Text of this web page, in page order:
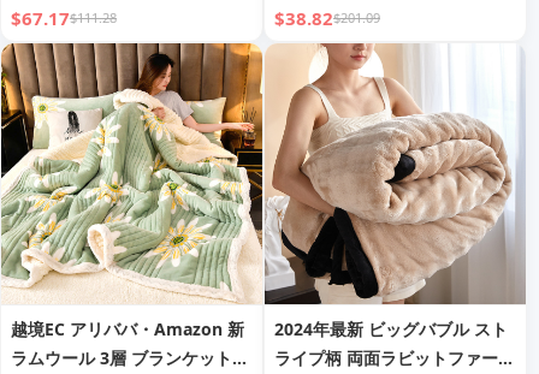
$67.17$111.28 $38.82$201.09
越境EC アリババ・Amazon 新
ラムウール 3層 ブランケット
2024年最新 ビッグバブル スト
ライプ柄 両面ラビットファーブ